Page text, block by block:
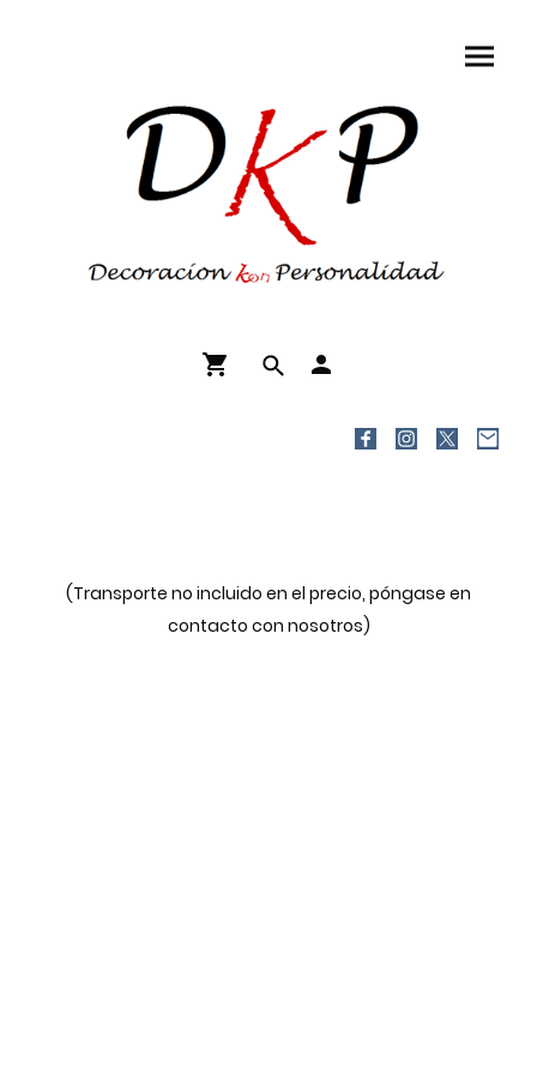
(Transporte no incluido en el precio, póngase en
contacto con nosotros)